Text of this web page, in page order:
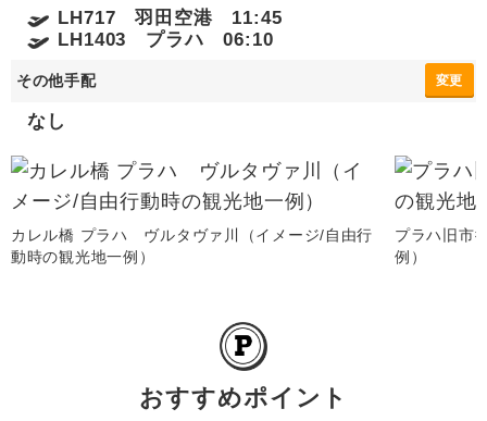
LH717 羽田空港 11:45
LH1403 プラハ 06:10
その他手配 変更
なし
カレル橋 プラハ ヴルタヴァ川（イメージ/自由行
動時の観光地一例）
プラハ旧市
例）
おすすめポイント